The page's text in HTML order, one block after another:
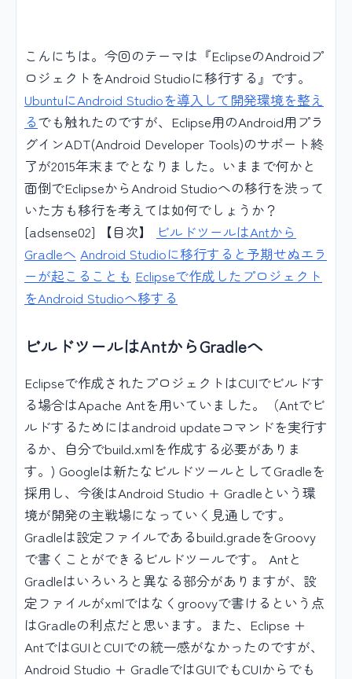
こんにちは。今回のテーマは『EclipseのAndroidプ
ロジェクトをAndroid Studioに移行する』です。
UbuntuにAndroid Studioを導入して開発環境を整え
るでも触れたのですが、Eclipse用のAndroid用プラ
グインADT(Android Developer Tools)のサポート終
了が2015年末までとなりました。いままで何かと
面倒でEclipseからAndroid Studioへの移行を渋って
いた方も移行を考えては如何でしょうか？
[adsense02] 【目次】
ビルドツールはAntから
Gradleへ Android Studioに移行すると予期せぬエラ
ーが起こることも Eclipseで作成したプロジェクト
をAndroid Studioへ移する
ビルドツールはAntからGradleへ
Eclipseで作成されたプロジェクトはCUIでビルドす
る場合はApache Antを用いていました。（Antでビ
ルドするためにはandroid updateコマンドを実行す
るか、自分でbuild.xmlを作成する必要がありま
す。) Googleは新たなビルドツールとしてGradleを
採用し、今後はAndroid Studio + Gradleという環
境が開発の主戦場になっていく見通しです。
Gradleは設定ファイルであるbuild.gradeをGroovy
で書くことができるビルドツールです。 Antと
Gradleはいろいろと異なる部分がありますが、設
定ファイルがxmlではなくgroovyで書けるという点
はGradleの利点だと思います。また、Eclipse +
AntではGUIとCUIでの統一感がなかったのですが、
Android Studio + GradleではGUIでもCUIからでも